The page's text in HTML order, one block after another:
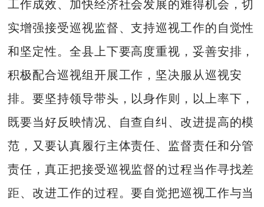
工作成效、加快经济社会发展的难得机会，切
实增强接受巡视监督、支持巡视工作的自觉性
和坚定性。全县上下要高度重视，妥善安排，
积极配合巡视组开展工作，坚决服从巡视安
排。要坚持领导带头，以身作则，以上率下，
既要当好反映情况、自查自纠、改进提高的模
范，又要认真履行主体责任、监督责任和分管
责任，真正把接受巡视监督的过程当作寻找差
距、改进工作的过程。要自觉把巡视工作与当